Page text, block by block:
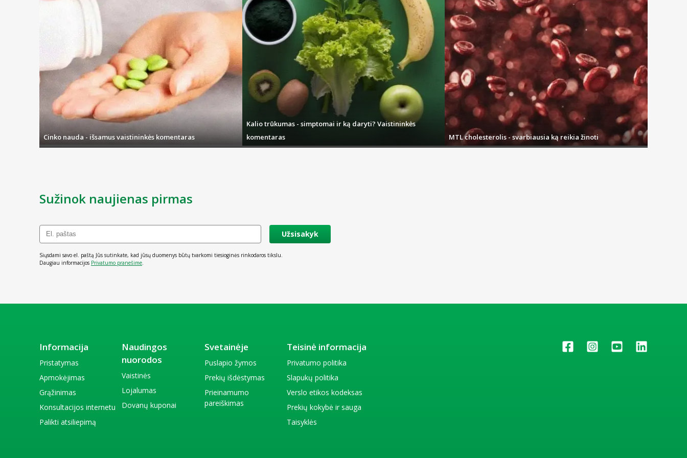
Cinko nauda - išsamus vaistininkės komentaras
Kalio trūkumas - simptomai ir ką daryti? Vaistininkės
komentaras
MTL cholesterolis - svarbiausia ką reikia žinoti
Sužinok naujienas pirmas
Užsisakyk
Siųsdami savo el. paštą Jūs sutinkate, kad jūsų duomenys būtų tvarkomi tiesioginės rinkodaros tikslu.
Daugiau informacijos Privatumo pranešime
Informacija
Pristatymas
Apmokėjimas
Grąžinimas
Konsultacijos internetu
Palikti atsiliepimą
Naudingos
nuorodos
Vaistinės
Lojalumas
Dovanų kuponai
Svetainėje
Puslapio žymos
Prekių išdėstymas
Prieinamumo
pareiškimas
Teisinė informacija
Privatumo politika
Slapukų politika
Verslo etikos kodeksas
Prekių kokybė ir sauga
Taisyklės